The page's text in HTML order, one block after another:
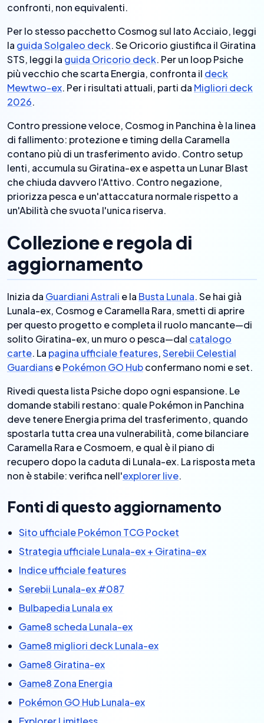
confronti, non equivalenti.
Per lo stesso pacchetto Cosmog sul lato Acciaio, leggi
la guida Solgaleo deck. Se Oricorio giustifica il Giratina
STS, leggi la guida Oricorio deck. Per un loop Psiche
più vecchio che scarta Energia, confronta il deck
Mewtwo-ex. Per i risultati attuali, parti da Migliori deck
2026.
Contro pressione veloce, Cosmog in Panchina è la linea
di fallimento: protezione e timing della Caramella
contano più di un trasferimento avido. Contro setup
lenti, accumula su Giratina-ex e aspetta un Lunar Blast
che chiuda davvero l'Attivo. Contro negazione,
priorizza pesca e un'attaccatura normale rispetto a
un'Abilità che svuota l'unica riserva.
Collezione e regola di
aggiornamento
Inizia da Guardiani Astrali e la Busta Lunala. Se hai già
Lunala-ex, Cosmog e Caramella Rara, smetti di aprire
per questo progetto e completa il ruolo mancante—di
solito Giratina-ex, un muro o pesca—dal catalogo
carte. La pagina ufficiale features,Serebii Celestial
GuardiansePokémon GO Hubconfermano nomi e set.
Rivedi questa lista Psiche dopo ogni espansione. Le
domande stabili restano: quale Pokémon in Panchina
deve tenere Energia prima del trasferimento, quando
spostarla tutta crea una vulnerabilità, come bilanciare
Caramella Rara e Cosmoem, e qual è il piano di
recupero dopo la caduta di Lunala-ex. La risposta meta
non è stabile: verifica nell'explorer live.
Fonti di questo aggiornamento
Sito ufficiale Pokémon TCG Pocket
Strategia ufficiale Lunala-ex + Giratina-ex
Indice ufficiale features
Serebii Lunala-ex #087
Bulbapedia Lunala ex
Game8 scheda Lunala-ex
Game8 migliori deck Lunala-ex
Game8 Giratina-ex
Game8 Zona Energia
Pokémon GO Hub Lunala-ex